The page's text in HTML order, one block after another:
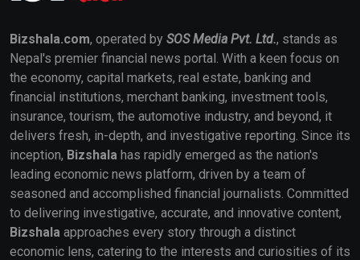
Bizshala.com, operated by SOS Media Pvt. Ltd., stands as
Nepal's premier financial news portal. With a keen focus on
the economy, capital markets, real estate, banking and
financial institutions, merchant banking, investment tools,
insurance, tourism, the automotive industry, and beyond, it
delivers fresh, in-depth, and investigative reporting. Since its
inception, Bizshala has rapidly emerged as the nation's
leading economic news platform, driven by a team of
seasoned and accomplished financial journalists. Committed
to delivering investigative, accurate, and innovative content,
Bizshala approaches every story through a distinct
economic lens, catering to the interests and curiosities of its